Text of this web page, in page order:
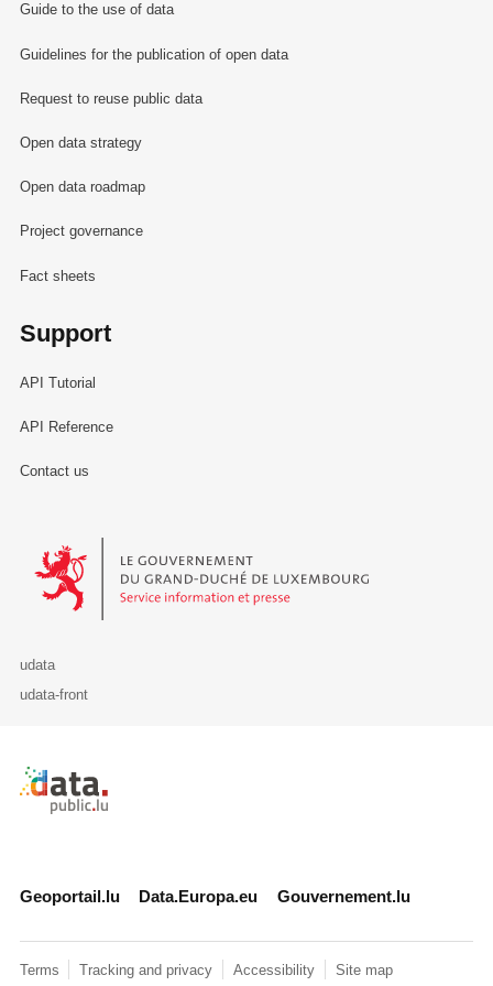
Guide to the use of data
Guidelines for the publication of open data
Request to reuse public data
Open data strategy
Open data roadmap
Project governance
Fact sheets
Support
API Tutorial
API Reference
Contact us
Le Gouvernement du Grand-Duché de Luxembourg - Service
udata
udata-front
Retour à l'accueil de data.public.lu
Geoportail.lu Data.Europa.eu Gouvernement.lu
Terms Tracking and privacy Accessibility Site map